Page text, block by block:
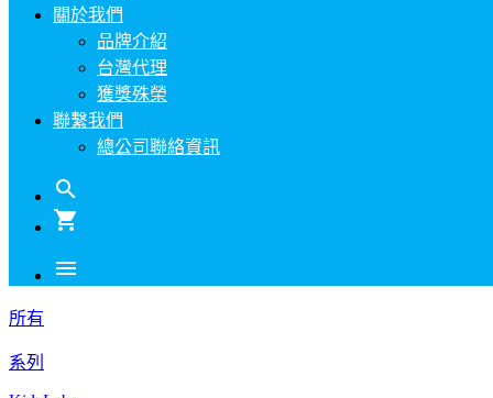
關於我們
品牌介紹
台灣代理
獲獎殊榮
聯繫我們
總公司聯絡資訊
search
shopping_cart
menu
所有
系列